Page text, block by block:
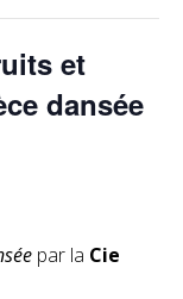
et
dansée
par la Cie